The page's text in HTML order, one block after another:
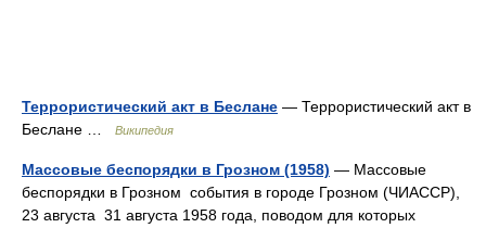
Террористический акт в Беслане — Террористический акт в
Беслане …
Википедия
Массовые беспорядки в Грозном (1958) — Массовые
беспорядки в Грозном события в городе Грозном (ЧИАССР),
23 августа 31 августа 1958 года, поводом для которых